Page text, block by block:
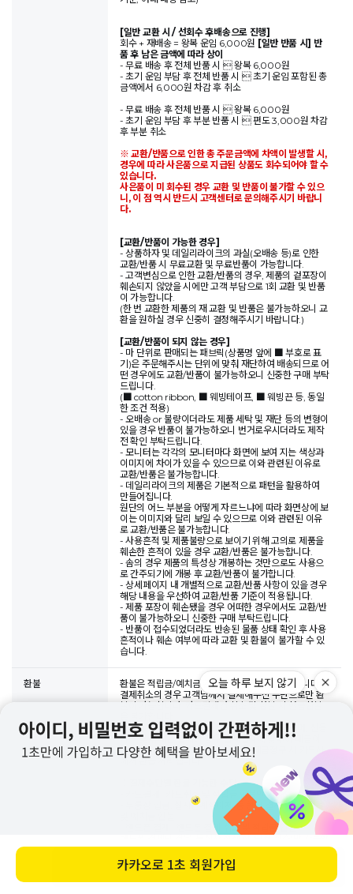
바로 구매하기
[일반 교환 시 / 선회수 후배송으로 진행]
회수 + 재배송 = 왕복 운임 6,000원 [일반 반품 시] 반
품 후 남은 금액에 따라 상이
- 무료 배송 후 전체 반품 시  왕복 6,000원
- 초기 운임 부담 후 전체 반품 시  초기 운임 포함된 총
금액에서 6,000원 차감 후 취소
- 무료 배송 후 전체 반품 시  왕복 6,000원
- 초기 운임 부담 후 부분 반품 시  편도 3,000원 차감
후 부분 취소
※ 교환/반품으로 인한 총 주문금액에 차액이 발생할 시,
경우에 따라 사은품으로 지급된 상품도 회수되어야 할 수
있습니다.
사은품이 미 회수된 경우 교환 및 반품이 불가할 수 있으
니, 이 점 역시 반드시 고객센터로 문의해주시기 바랍니
다.
[교환/반품이 가능한 경우]
- 상품하자 및 데일리라이크의 과실(오배송 등)로 인한
교환/반품 시 무료교환 및 무료반품이 가능합니다.
- 고객변심으로 인한 교환/반품의 경우, 제품의 겉포장이
훼손되지 않았을 시에만 고객 부담으로 1회 교환 및 반품
이 가능합니다.
(한 번 교환한 제품의 재 교환 및 반품은 불가능하오니 교
환을 원하실 경우 신중히 결정해주시기 바랍니다.)
[교환/반품이 되지 않는 경우]
- 마 단위로 판매되는 패브릭(상품명 앞에 ■ 부호로 표
기)은 주문해주시는 단위에 맞춰 재단하여 배송되므로 어
떤 경우에도 교환/반품이 불가능하오니 신중한 구매 부탁
드립니다.
(■ cotton ribbon, ■ 웨빙테이프, ■ 웨빙끈 등, 동일
한 조건 적용)
- 오배송 or 불량이더라도 제품 세탁 및 재단 등의 변형이
있을 경우 반품이 불가능하오니 번거로우시더라도 제작
전 확인 부탁드립니다.
- 모니터는 각각의 모니터마다 화면에 보여 지는 색상과
이미지에 차이가 있을 수 있으므로 이와 관련된 이유로
교환/반품은 불가능합니다.
- 데일리라이크의 제품은 기본적으로 패턴을 활용하여
만들어집니다.
원단의 어느 부분을 어떻게 자르느냐에 따라 화면상에 보
이는 이미지와 달리 보일 수 있으므로 이와 관련된 이유
로 교환/반품은 불가능합니다.
- 사용흔적 및 제품불량으로 보이기 위해 고의로 제품을
훼손한 흔적이 있을 경우 교환/반품은 불가능합니다.
- 솜의 경우 제품의 특성상 개봉하는 것만으로도 사용으
로 간주되기에 개봉 후 교환/반품이 불가합니다.
- 상세페이지 내 개별적으로 교환/반품 사항이 있을 경우
해당 내용을 우선하여 교환/반품 기준이 적용됩니다.
- 제품 포장이 훼손됐을 경우 어떠한 경우에서도 교환/반
품이 불가능하오니 신중한 구매 부탁드립니다.
- 반품이 접수되었더라도 반송된 물품 상태 확인 후 사용
흔적이나 훼손 여부에 따라 교환 및 환불이 불가할 수 있
습니다.
환불
환불은 적립금/예치금 환불 및 결제취소가 가능합니다.
결제취소의 경우 고객님께서 결제해주신 수단으로만 환
불이 가능합니다. 카드결제건 취소 및 환불 시 현금환불
반품건 수령 및 물품 확인 후 환불 절차가 진행되며, 신용
카드 및 휴대폰 결제의 경우 결제일자에 맞추어 대금이
청구될 수도 있습니다. 이 경우 익월 대금청구 시 카드사
에서 환급 처리됩니다.
결제수단별 환불 가능한 수단
- 카드결제 : 카드취소 및 적립금 환불만 가능
- 무통장 입금, 실시간계좌이체 등 현금 결제 : 현금 환불
- 핸드폰 결제 : 핸드폰 결제 취소 및 적립금 환불
핸드폰 결제의 경우, 통신사 정책 상 '당월 취소'만 가능합
니다.
예를 들어, 5월 31일 결제 후 6월 1일 결제 취소를 희망하
실 경우,
날짜로는 하루 차이라도 월이 바뀌어 통신사 정책 상 결
오늘 하루 보지 않기
카카오로 1초 회원가입